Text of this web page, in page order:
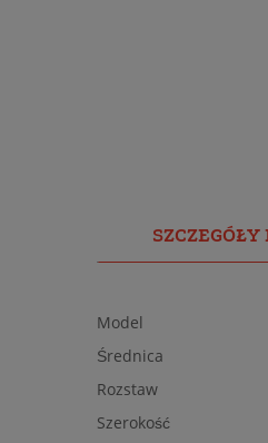
SZCZEGÓŁY
Model
Średnica
Rozstaw
Szerokość